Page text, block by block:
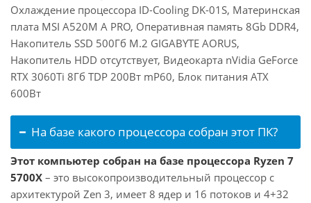
Охлаждение процессора ID-Cooling DK-01S, Материнская
плата MSI A520M A PRO, Оперативная память 8Gb DDR4,
Накопитель SSD 500Гб M.2 GIGABYTE AORUS,
Накопитель HDD отсутствует, Видеокарта nVidia GeForce
RTX 3060Ti 8Гб TDP 200Вт mP60, Блок питания ATX
600Вт
На базе какого процессора собран этот ПК?
Этот компьютер собран на базе процессора Ryzen 7
5700X – это высокопроизводительный процессор с
архитектурой Zen 3, имеет 8 ядер и 16 потоков и 4+32